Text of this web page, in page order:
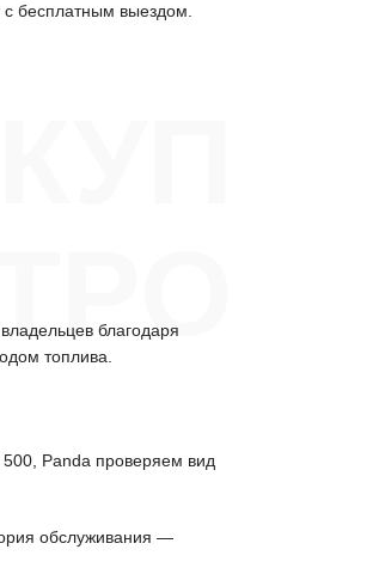
бесплатным выездом.
благодаря
топлива.
500, Panda проверяем вид
обслуживания —